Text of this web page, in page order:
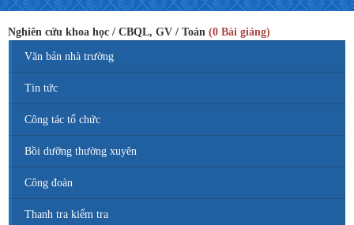
Nghiên cứu khoa học / CBQL, GV / Toán (0 Bài giảng)
Văn bản nhà trường
Tin tức
Công tác tổ chức
Bồi dưỡng thường xuyên
Công đoàn
Thanh tra kiểm tra